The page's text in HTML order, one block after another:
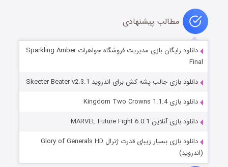
مطالب پیشنهادی
دانلود رایگان بازی مدیریت فروشگاه جواهرات Sparkling Amber
Final
دانلود بازی جالب پشه کش برای اندروید Skeeter Beater v2.3.1
دانلود بازی Kingdom Two Crowns 1.1.4
دانلود بازی آنلاین MARVEL Future Fight 6.0.1
دانلود بازی بسیار زیبای قدرت ژنرال Glory of Generals HD
(اندروید)